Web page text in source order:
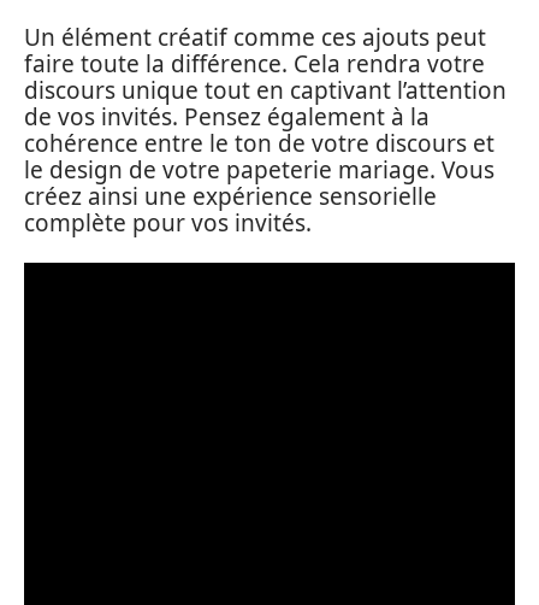
Un élément créatif comme ces ajouts peut
faire toute la différence. Cela rendra votre
discours unique tout en captivant l’attention
de vos invités. Pensez également à la
cohérence entre le ton de votre discours et
le design de votre papeterie mariage. Vous
créez ainsi une expérience sensorielle
complète pour vos invités.